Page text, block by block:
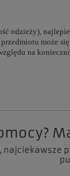
odzieży),
może
na
najciekawsze